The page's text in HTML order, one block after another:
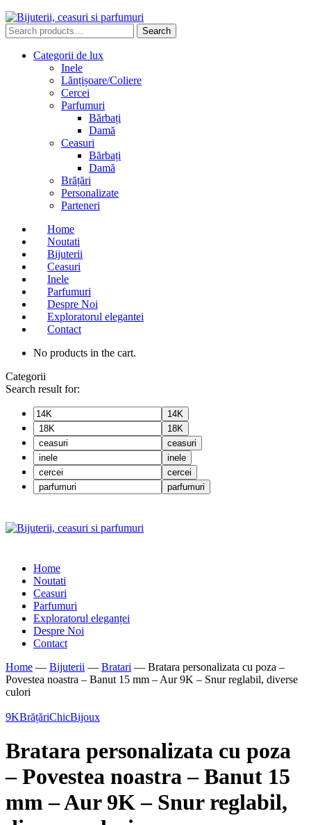
Search
for:
Search
Categorii de lux
Inele
Lănțișoare/Coliere
Cercei
Parfumuri
Bărbați
Damă
Ceasuri
Bărbați
Damă
Brățări
Personalizate
Parteneri
Home
Noutati
Bijuterii
Ceasuri
Inele
Parfumuri
Despre Noi
Exploratorul elegantei
Contact
No products in the cart.
Categorii
Search result for:
14K
18K
ceasuri
inele
cercei
parfumuri
Home
Noutati
Ceasuri
Parfumuri
Exploratorul eleganței
Despre Noi
Contact
Home — Bijuterii — Bratari — Bratara personalizata cu poza –
Povestea noastra – Banut 15 mm – Aur 9K – Snur reglabil, diverse
culori
9KBrățăriChicBijoux
Bratara personalizata cu poza
– Povestea noastra – Banut 15
mm – Aur 9K – Snur reglabil,